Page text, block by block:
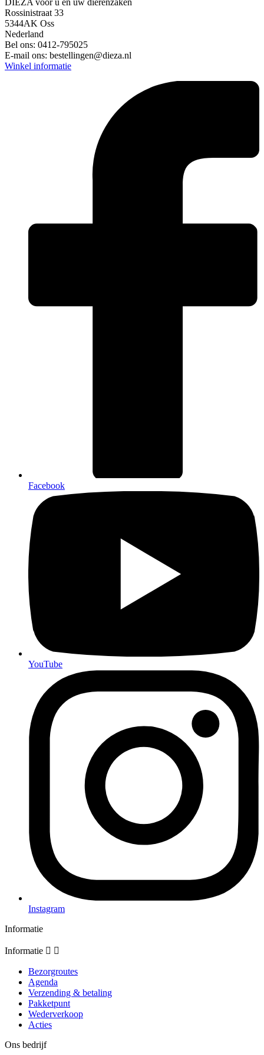
Rossinistraat 33
5344AK Oss
Nederland
Bel ons: 0412-795025
E-mail ons: bestellingen@dieza.nl
Winkel informatie
Facebook
YouTube
Instagram
Informatie
Informatie  
Bezorgroutes
Agenda
Verzending & betaling
Pakketpunt
Wederverkoop
Acties
Ons bedrijf